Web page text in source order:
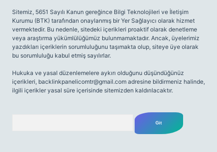
Sitemiz, 5651 Sayılı Kanun gereğince Bilgi Teknolojileri ve İletişim
Kurumu (BTK) tarafından onaylanmış bir Yer Sağlayıcı olarak hizmet
vermektedir. Bu nedenle, sitedeki içerikleri proaktif olarak denetleme
veya araştırma yükümlülüğümüz bulunmamaktadır. Ancak, üyelerimiz
yazdıkları içeriklerin sorumluluğunu taşımakta olup, siteye üye olarak
bu sorumluluğu kabul etmiş sayılırlar.
Hukuka ve yasal düzenlemelere aykırı olduğunu düşündüğünüz
içerikleri, backlinkpanelicomtr@gmail.com adresine bildirmeniz halinde,
ilgili içerikler yasal süre içerisinde sitemizden kaldırılacaktır.